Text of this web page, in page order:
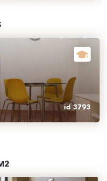
id 3793